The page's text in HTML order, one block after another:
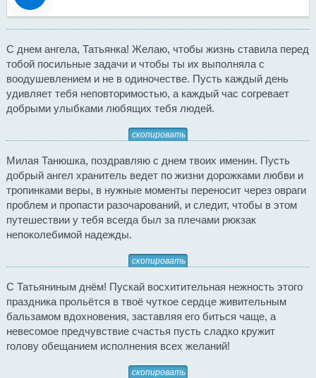
С днем ангела, Татьянка! Желаю, чтобы жизнь ставила перед
тобой посильные задачи и чтобы ты их выполняла с
воодушевлением и не в одиночестве. Пусть каждый день
удивляет тебя неповторимостью, а каждый час согревает
добрыми улыбками любящих тебя людей.
скопировать
Милая Танюшка, поздравляю с днем твоих именин. Пусть
добрый ангел хранитель ведет по жизни дорожками любви и
тропинками веры, в нужные моменты переносит через овраги
проблем и пропасти разочарований, и следит, чтобы в этом
путешествии у тебя всегда был за плечами рюкзак
непоколебимой надежды.
скопировать
С Татьяниным днём! Пускай восхитительная нежность этого
праздника прольётся в твоё чуткое сердце живительным
бальзамом вдохновения, заставляя его биться чаще, а
невесомое предчувствие счастья пусть сладко кружит
голову обещанием исполнения всех желаний!
скопировать